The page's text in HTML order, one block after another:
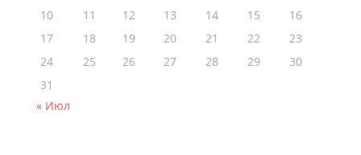
10
11 12 13 14 15
16
17
18 19 20 21 22
23
24
25 26 27 28 29
30
31
« Июл